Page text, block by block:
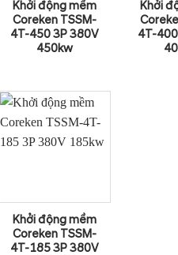
Khởi động mềm
Coreken TSSM-
4T-450 3P 380V
450kw
Khởi
4T-
Khởi động mềm
Coreken TSSM-
4T-185 3P 380V